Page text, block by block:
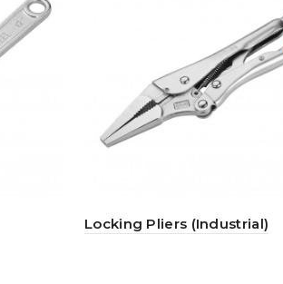
Locking Pliers (Industrial)